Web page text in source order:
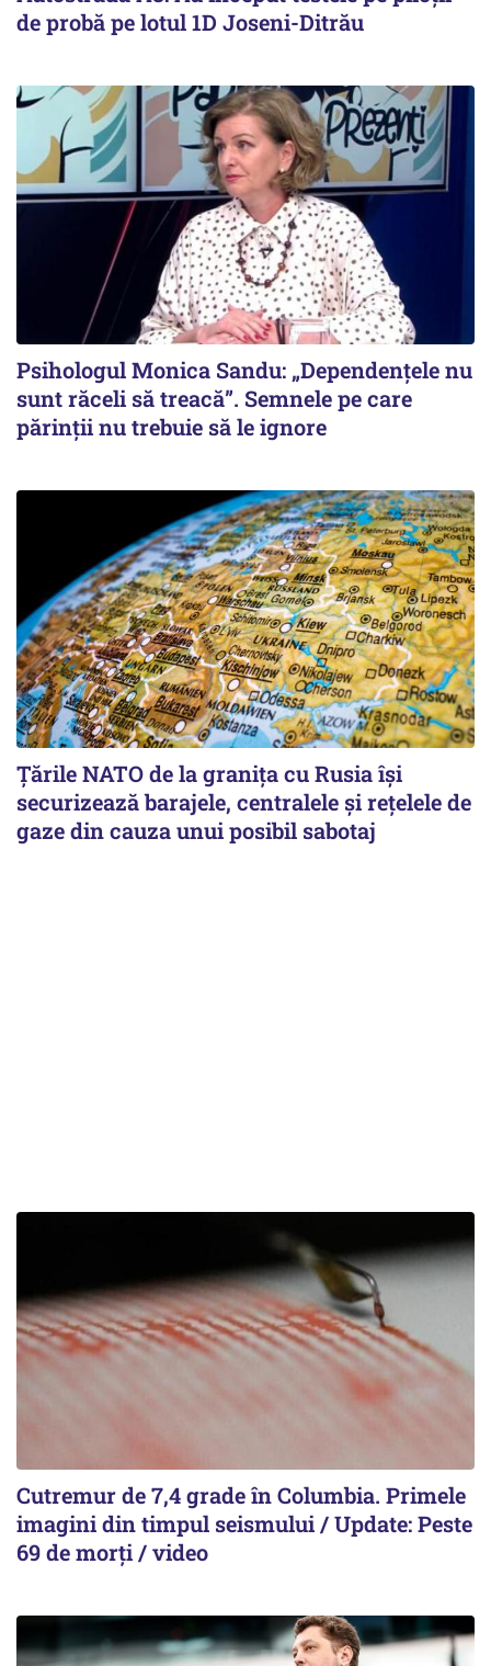
de probă pe lotul 1D Joseni-Ditrău
Psihologul Monica Sandu: „Dependențele nu
sunt răceli să treacă”. Semnele pe care
părinții nu trebuie să le ignore
Țările NATO de la granița cu Rusia își
securizează barajele, centralele și rețelele de
gaze din cauza unui posibil sabotaj
Cutremur de 7,4 grade în Columbia. Primele
imagini din timpul seismului / Update: Peste
69 de morți / video